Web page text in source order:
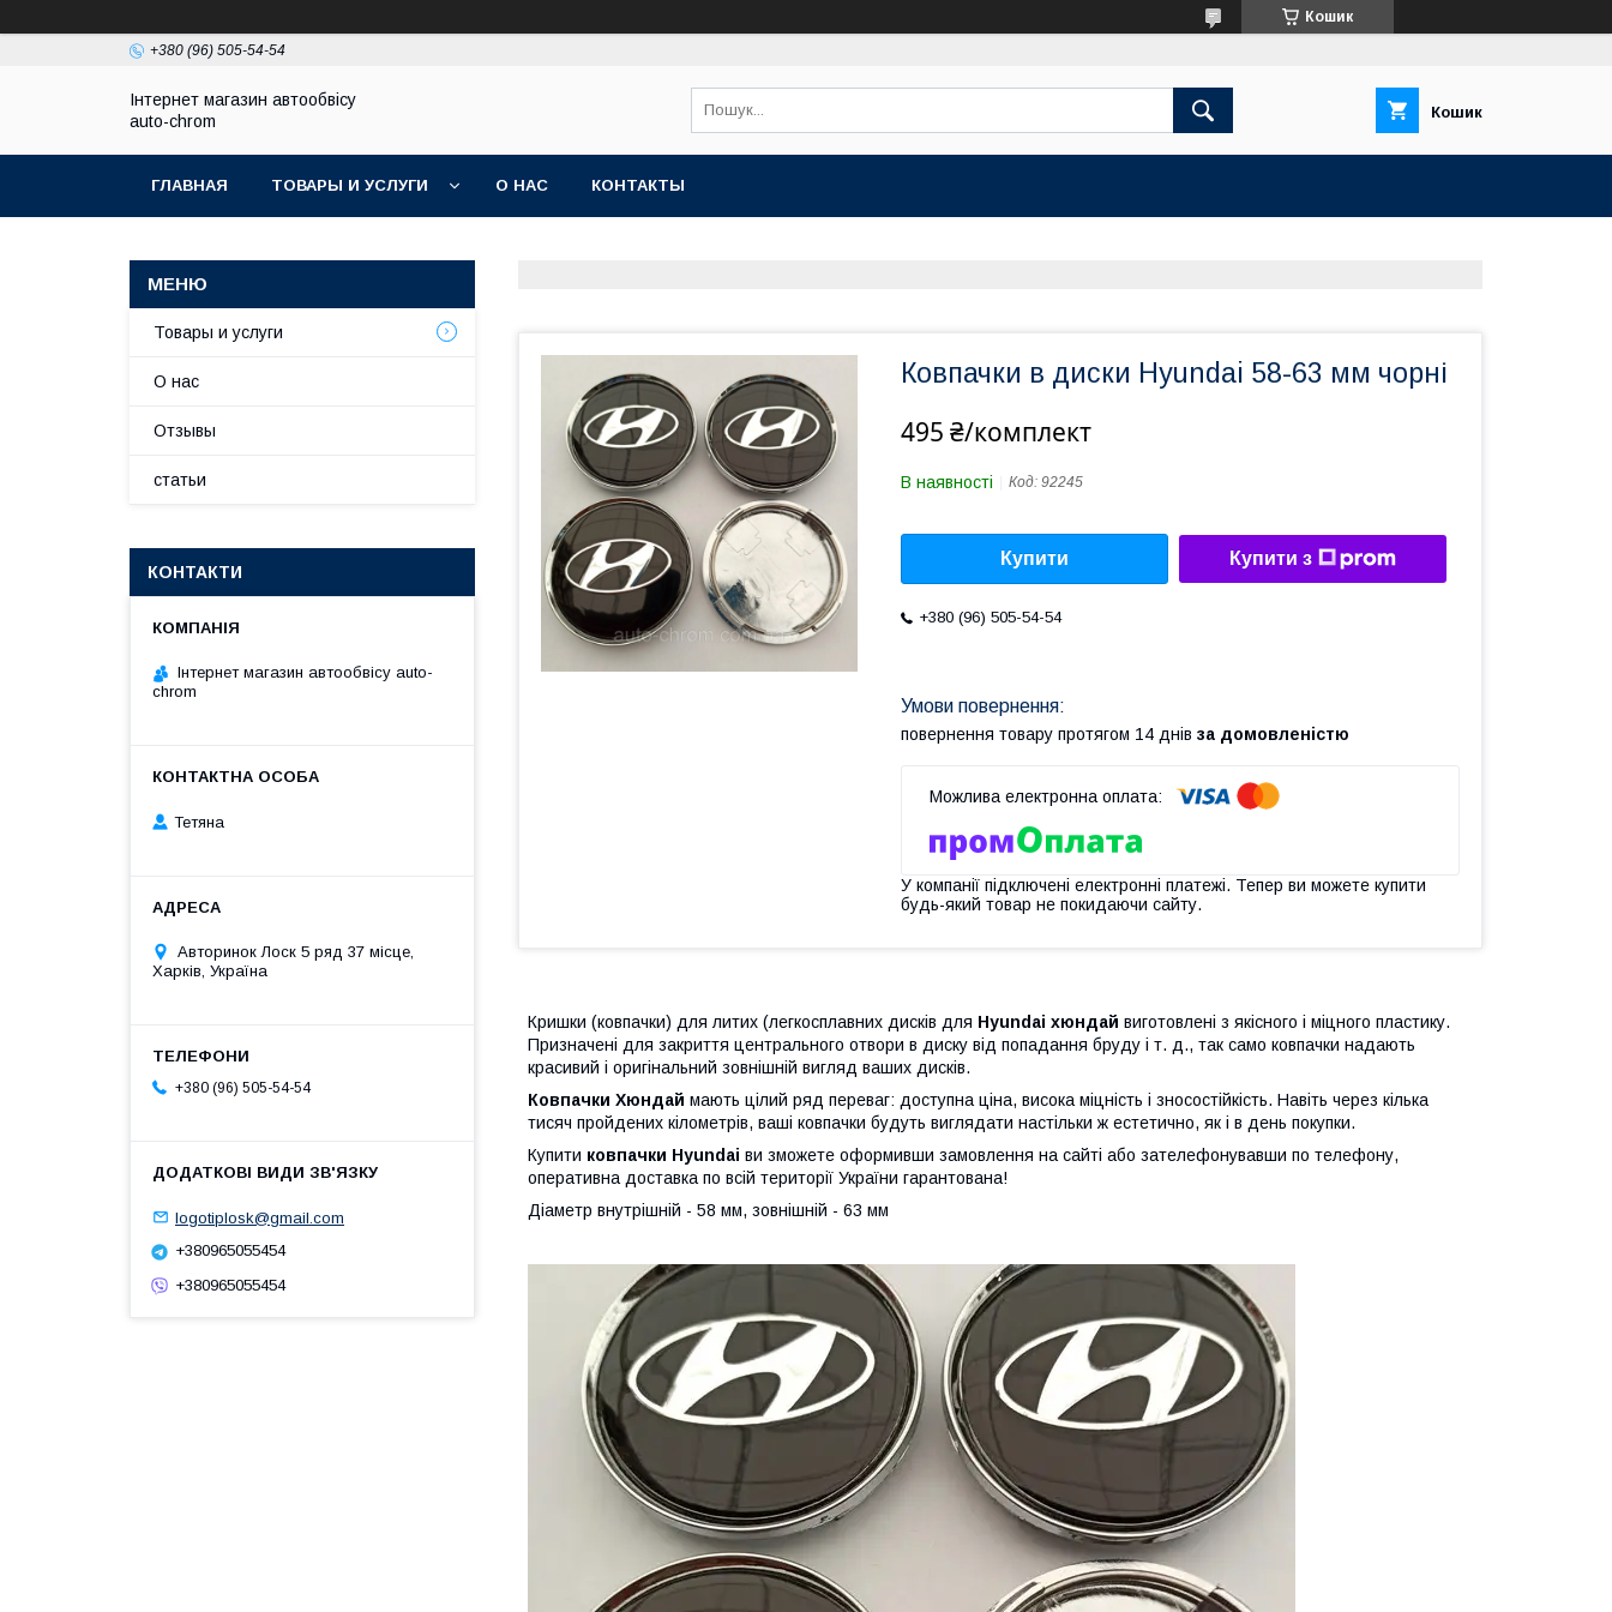
Кошик
+380 (96) 505-54-54
Інтернет магазин автообвісу
auto-chrom
Кошик
ГЛАВНАЯ ТОВАРЫ И УСЛУГИ О НАС КОНТАКТЫ
Ковпачки в диски Hyundai 58-63 мм чорні
495 ₴/комплект
В наявності Код: 92245
Купити Купити з
+380 (96) 505-54-54
повернення товару протягом 14 днів за домовленістю
У компанії підключені електронні платежі. Тепер ви можете купити
будь-який товар не покидаючи сайту.
Кришки (ковпачки) для литих (легкосплавних дисків для Hyundai хюндай виготовлені з якісного і міцного пластику.
Призначені для закриття центрального отвори в диску від попадання бруду і т. д., так само ковпачки надають
красивий і оригінальний зовнішній вигляд ваших дисків.
Ковпачки Хюндай мають цілий ряд переваг: доступна ціна, висока міцність і зносостійкість. Навіть через кілька
тисяч пройдених кілометрів, ваші ковпачки будуть виглядати настільки ж естетично, як і в день покупки.
Купити ковпачки Hyundai ви зможете оформивши замовлення на сайті або зателефонувавши по телефону,
оперативна доставка по всій території України гарантована!
Діаметр внутрішній - 58 мм, зовнішній - 63 мм
Товары и услуги
О нас
Отзывы
статьи
КОНТАКТИ
Інтернет магазин автообвісу auto-
chrom
Тетяна
Авторинок Лоск 5 ряд 37 місце,
Харків, Україна
+380 (96) 505-54-54
logotiplosk@gmail.com
+380965055454
+380965055454